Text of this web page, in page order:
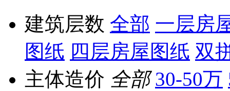
建筑层数 全部 一层房
图纸 四层房屋图纸 双
主体造价 全部 30-50万